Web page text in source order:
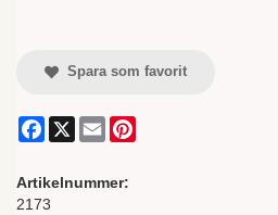
Spara som favorit
Facebook
X Email
Artikelnummer:
2173